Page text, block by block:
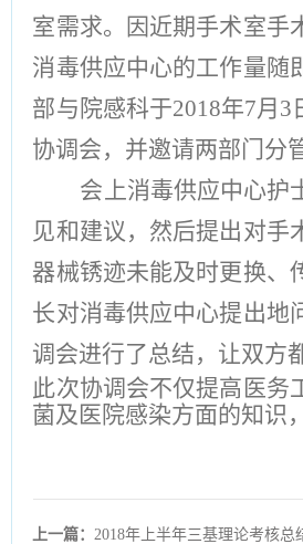
室需求。因近期手术室手
消毒供应中心的工作量随
部与院感科于2018年7月
协调会，并邀请两部门分
会上消毒供应中心护
见和建议，然后提出对手
器械锈迹未能及时更换、
长对消毒供应中心提出地
调会进行了总结，让双方
此次协调会不仅提高医务
菌及医院感染方面的知识
上一篇：2018年上半年三基理论考核总